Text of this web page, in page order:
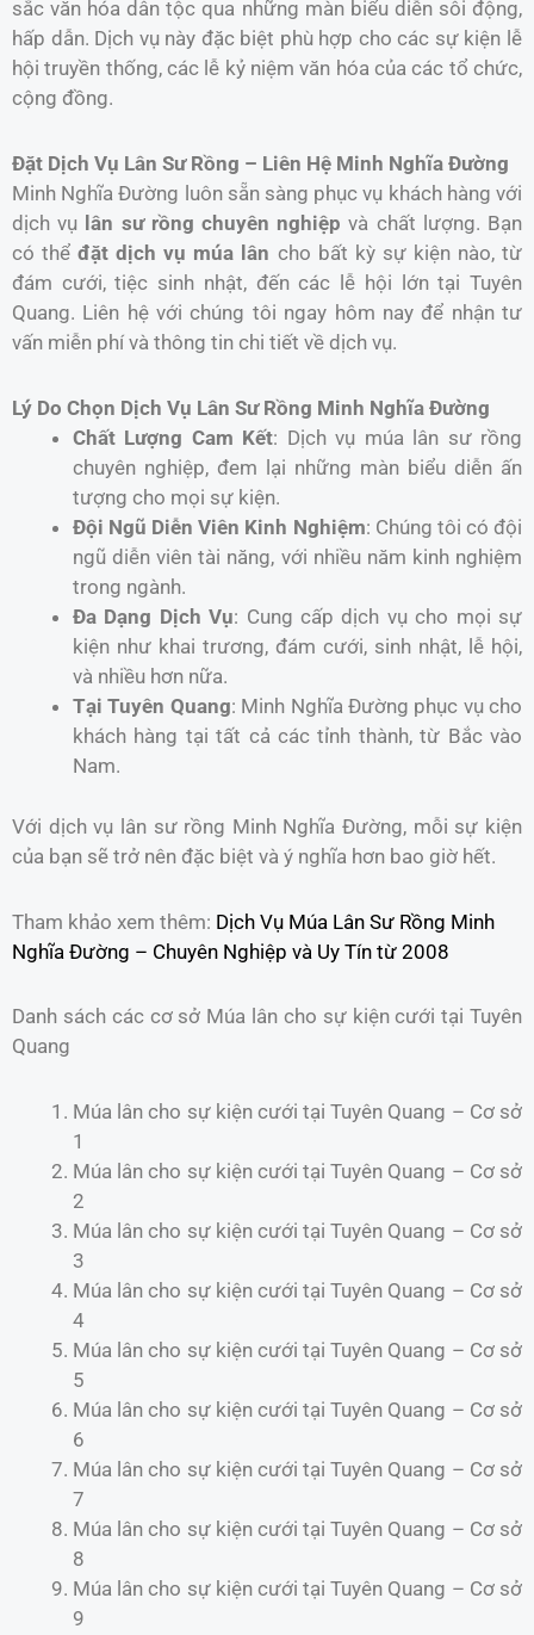
sắc văn hóa dân tộc qua những màn biểu diễn sôi động,
hấp dẫn. Dịch vụ này đặc biệt phù hợp cho các sự kiện lễ
hội truyền thống, các lễ kỷ niệm văn hóa của các tổ chức,
cộng đồng.
Đặt Dịch Vụ Lân Sư Rồng – Liên Hệ Minh Nghĩa Đường
Minh Nghĩa Đường luôn sẵn sàng phục vụ khách hàng với
dịch vụ lân sư rồng chuyên nghiệp và chất lượng. Bạn
có thểđặt dịch vụ múa lân cho bất kỳ sự kiện nào, từ
đám cưới, tiệc sinh nhật, đến các lễ hội lớn tại Tuyên
Quang. Liên hệ với chúng tôi ngay hôm nay để nhận tư
vấn miễn phí và thông tin chi tiết về dịch vụ.
Lý Do Chọn Dịch Vụ Lân Sư Rồng Minh Nghĩa Đường
Chất Lượng Cam Kết: Dịch vụ múa lân sư rồng
chuyên nghiệp, đem lại những màn biểu diễn ấn
tượng cho mọi sự kiện.
Đội Ngũ Diễn Viên Kinh Nghiệm: Chúng tôi có đội
ngũ diễn viên tài năng, với nhiều năm kinh nghiệm
trong ngành.
Đa Dạng Dịch Vụ: Cung cấp dịch vụ cho mọi sự
kiện như khai trương, đám cưới, sinh nhật, lễ hội,
và nhiều hơn nữa.
Tại Tuyên Quang: Minh Nghĩa Đường phục vụ cho
khách hàng tại tất cả các tỉnh thành, từ Bắc vào
Nam.
Với dịch vụ lân sư rồng Minh Nghĩa Đường, mỗi sự kiện
của bạn sẽ trở nên đặc biệt và ý nghĩa hơn bao giờ hết.
Tham khảo xem thêm: Dịch Vụ Múa Lân Sư Rồng Minh
Nghĩa Đường – Chuyên Nghiệp và Uy Tín từ 2008
Danh sách các cơ sở Múa lân cho sự kiện cưới tại Tuyên
Quang
Múa lân cho sự kiện cưới tại Tuyên Quang – Cơ sở
1
Múa lân cho sự kiện cưới tại Tuyên Quang – Cơ sở
2
Múa lân cho sự kiện cưới tại Tuyên Quang – Cơ sở
3
Múa lân cho sự kiện cưới tại Tuyên Quang – Cơ sở
4
Múa lân cho sự kiện cưới tại Tuyên Quang – Cơ sở
5
Múa lân cho sự kiện cưới tại Tuyên Quang – Cơ sở
6
Múa lân cho sự kiện cưới tại Tuyên Quang – Cơ sở
7
Múa lân cho sự kiện cưới tại Tuyên Quang – Cơ sở
8
Múa lân cho sự kiện cưới tại Tuyên Quang – Cơ sở
9